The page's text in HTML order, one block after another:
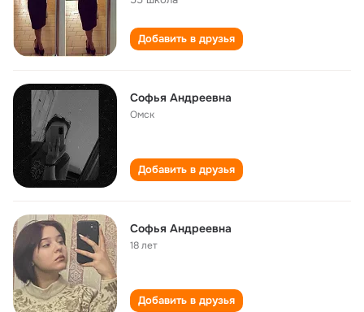
Добавить в друзья
Софья Андреевна
Омск
Добавить в друзья
Софья Андреевна
18 лет
Добавить в друзья